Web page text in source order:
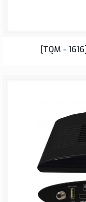
[TQM -